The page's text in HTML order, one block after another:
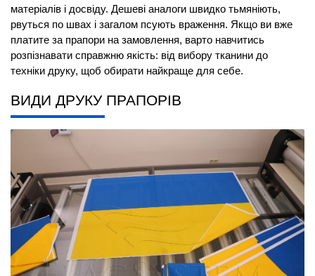
матеріалів і досвіду. Дешеві аналоги швидко тьмяніють,
рвуться по швах і загалом псують враження. Якщо ви вже
платите за прапори на замовлення, варто навчитись
розпізнавати справжню якість: від вибору тканини до
техніки друку, щоб обирати найкраще для себе.
ВИДИ ДРУКУ ПРАПОРІВ